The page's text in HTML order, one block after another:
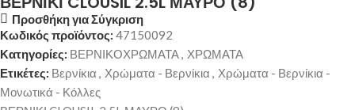
Προσθήκη για Σύγκριση
Κωδικός προϊόντος: 47150092
Κατηγορίες: ΒΕΡΝΙΚΟΧΡΩΜΑΤΑ, ΧΡΩΜΑΤΑ
Ετικέτες: Βερνίκια , Χρώματα - Βερνίκια , Χρώματα - Βερνίκια -
Μονωτικά - Κόλλες